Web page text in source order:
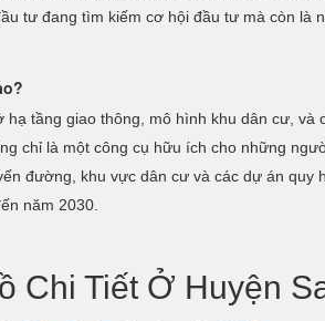
tư đang tìm kiếm cơ hội đầu tư mà còn
tầng giao thông, mô hình khu dân cư,
chỉ là một công cụ hữu ích cho những
đường, khu vực dân cư và các dự án
năm 2030.
Chi Tiết Ở Huyện